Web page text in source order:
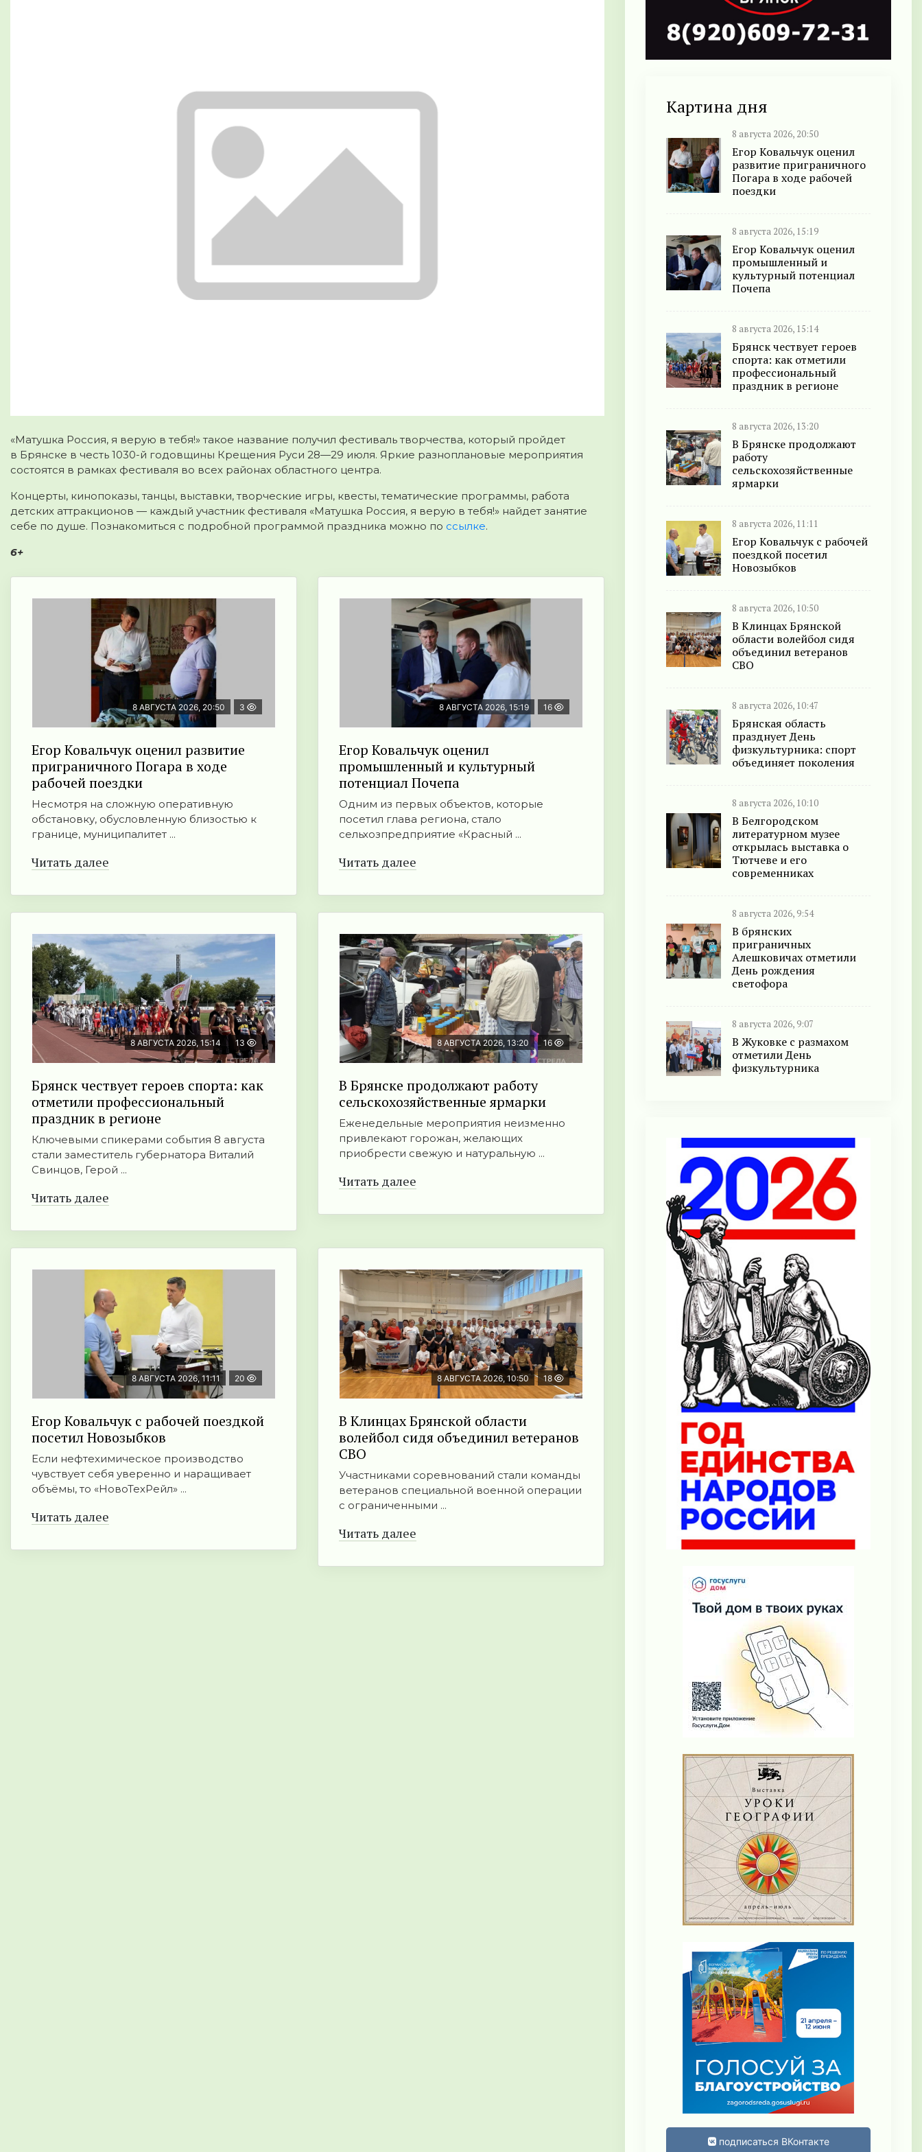
«Матушка Россия, я верую в тебя!» такое название получил фестиваль творчества, который пройдет
в Брянске в честь 1030-й годовщины Крещения Руси 28—29 июля. Яркие разноплановые мероприятия
состоятся в рамках фестиваля во всех районах областного центра.
Концерты, кинопоказы, танцы, выставки, творческие игры, квесты, тематические программы, работа
детских аттракционов — каждый участник фестиваля «Матушка Россия, я верую в тебя!» найдет занятие
себе по душе. Познакомиться с подробной программой праздника можно по ссылке.
6+
8 АВГУСТА 2026, 20:50 3
Егор Ковальчук оценил развитие
приграничного Погара в ходе
рабочей поездки
Несмотря на сложную оперативную
обстановку, обусловленную близостью к
границе, муниципалитет ...
Читать далее
8 АВГУСТА 2026, 15:19 16
Егор Ковальчук оценил
промышленный и культурный
потенциал Почепа
Одним из первых объектов, которые
посетил глава региона, стало
сельхозпредприятие «Красный ...
Читать далее
8 АВГУСТА 2026, 15:14 13
Брянск чествует героев спорта: как
отметили профессиональный
праздник в регионе
Ключевыми спикерами события 8 августа
стали заместитель губернатора Виталий
Свинцов, Герой ...
Читать далее
8 АВГУСТА 2026, 13:20 16
В Брянске продолжают работу
сельскохозяйственные ярмарки
Еженедельные мероприятия неизменно
привлекают горожан, желающих
приобрести свежую и натуральную ...
Читать далее
8 АВГУСТА 2026, 11:11 20
Егор Ковальчук с рабочей поездкой
посетил Новозыбков
Если нефтехимическое производство
чувствует себя уверенно и наращивает
объёмы, то «НовоТехРейл» ...
Читать далее
8 АВГУСТА 2026, 10:50 18
В Клинцах Брянской области
волейбол сидя объединил ветеранов
СВО
Участниками соревнований стали команды
ветеранов специальной военной операции
с ограниченными ...
Читать далее
Картина дня
8 августа 2026, 20:50
Егор Ковальчук оценил
развитие приграничного
Погара в ходе рабочей
поездки
8 августа 2026, 15:19
Егор Ковальчук оценил
промышленный и
культурный потенциал
Почепа
8 августа 2026, 15:14
Брянск чествует героев
спорта: как отметили
профессиональный
праздник в регионе
8 августа 2026, 13:20
В Брянске продолжают
работу
сельскохозяйственные
ярмарки
8 августа 2026, 11:11
Егор Ковальчук с рабочей
поездкой посетил
Новозыбков
8 августа 2026, 10:50
В Клинцах Брянской
области волейбол сидя
объединил ветеранов
СВО
8 августа 2026, 10:47
Брянская область
празднует День
физкультурника: спорт
объединяет поколения
8 августа 2026, 10:10
В Белгородском
литературном музее
открылась выставка о
Тютчеве и его
современниках
8 августа 2026, 9:54
В брянских
приграничных
Алешковичах отметили
День рождения
светофора
8 августа 2026, 9:07
В Жуковке с размахом
отметили День
физкультурника
подписаться ВКонтакте